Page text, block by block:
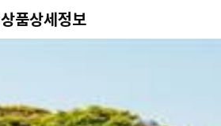
상품상세정보